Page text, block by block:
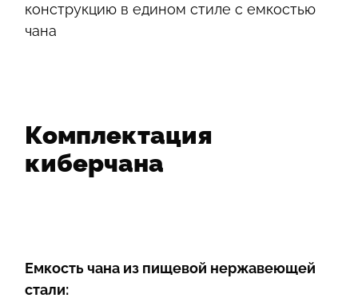
конструкцию в едином стиле с емкостью
чана
Комплектация
киберчана
Емкость чана из пищевой нержавеющей
стали: